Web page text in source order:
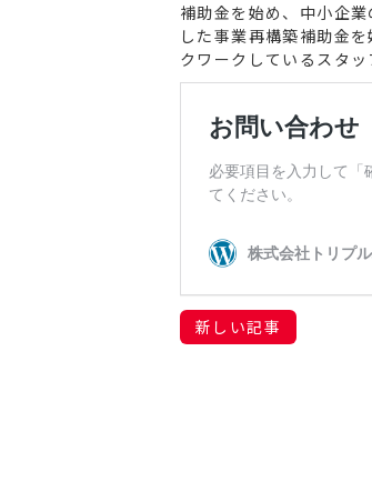
補助金を始め、中小企
した事業再構築補助金
クワークしているスタッ
新しい記事